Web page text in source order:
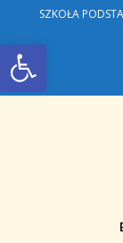
Open toolbar
content
SZKOŁA